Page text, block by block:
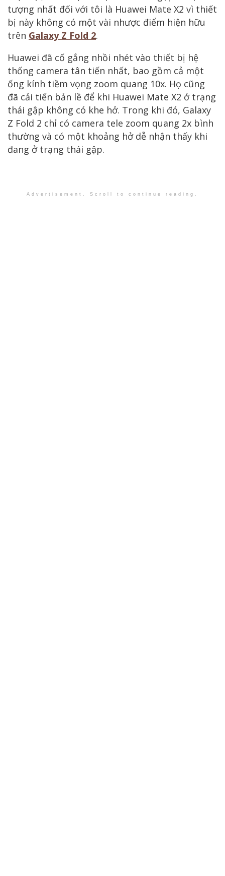
tượng nhất đối với tôi là Huawei Mate X2 vì thiết
bị này không có một vài nhược điểm hiện hữu
trên Galaxy Z Fold 2.
Huawei đã cố gắng nhồi nhét vào thiết bị hệ
thống camera tân tiến nhất, bao gồm cả một
ống kính tiềm vọng zoom quang 10x. Họ cũng
đã cải tiến bản lề để khi Huawei Mate X2 ở trạng
thái gập không có khe hở. Trong khi đó, Galaxy
Z Fold 2 chỉ có camera tele zoom quang 2x bình
thường và có một khoảng hở dễ nhận thấy khi
đang ở trạng thái gập.
Advertisement. Scroll to continue reading.